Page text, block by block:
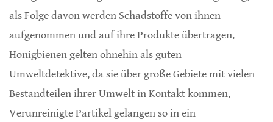
als Folge davon werden Schadstoffe von ihnen
aufgenommen und auf ihre Produkte übertragen.
Honigbienen gelten ohnehin als guten
Umweltdetektive, da sie über große Gebiete mit vielen
Bestandteilen ihrer Umwelt in Kontakt kommen.
Verunreinigte Partikel gelangen so in ein